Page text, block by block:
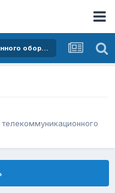
Покупка и продажа телекоммуникационного оборудования